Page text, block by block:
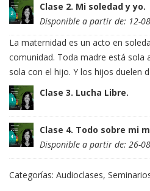
Clase 2. Mi soledad y yo.
Disponible a partir de: 12-
La maternidad es un acto en
comunidad. Toda madre está sola
sola con el hijo. Y los hijos duelen
Clase 3. Lucha Libre.
Clase 4. Todo sobre mi
Disponible a partir de: 26-
Categorías: Audioclases,